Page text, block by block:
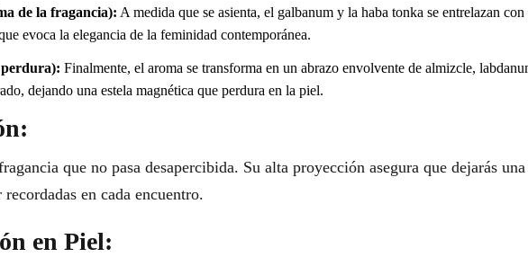
de la fragancia): A medida que se asienta, el galbanum y la haba tonka se entrelazan
evoca la elegancia de la feminidad contemporánea.
Finalmente, el aroma se transforma en un abrazo envolvente de almizcle,
dejando una estela magnética que perdura en la piel.
que no pasa desapercibida. Su alta proyección asegura que dejarás
en cada encuentro.
en Piel: